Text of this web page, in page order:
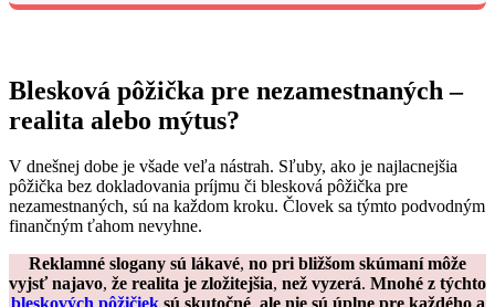
Blesková pôžička pre nezamestnaných –
realita alebo mýtus?
V dnešnej dobe je všade veľa nástrah. Sľuby, ako je najlacnejšia
pôžička bez dokladovania príjmu či blesková pôžička pre
nezamestnaných, sú na každom kroku. Človek sa týmto podvodným
finančným ťahom nevyhne.
Reklamné slogany sú lákavé, no pri bližšom skúmaní môže
vyjsť najavo, že realita je zložitejšia, než vyzerá. Mnohé z týchto